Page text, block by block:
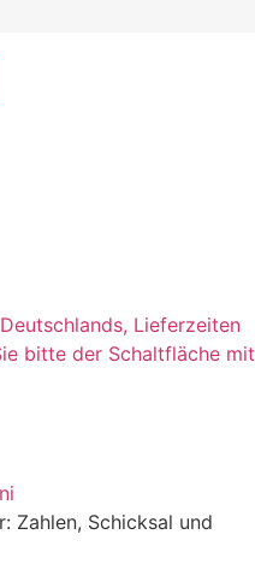
Lieferzeiten
bitte der Schaltfläche mit
Zahlen, Schicksal und